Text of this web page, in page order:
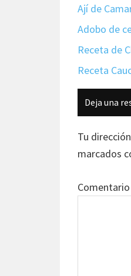
Ají de
Adobo de
Receta de
Receta
con
los
lectores
Deja una
Tu
marcados
Comentario